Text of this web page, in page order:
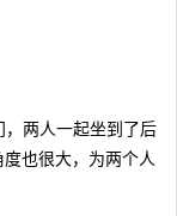
两人一起坐到了后
也很大，为两个人